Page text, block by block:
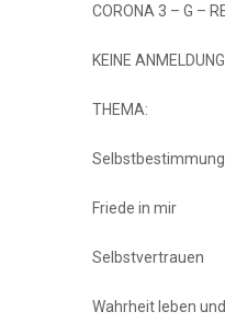
CORONA 3 – G –
KEINE
THEMA:
Selbstbestimmung
Friede in mir
Selbstvertrauen
Wahrheit leben